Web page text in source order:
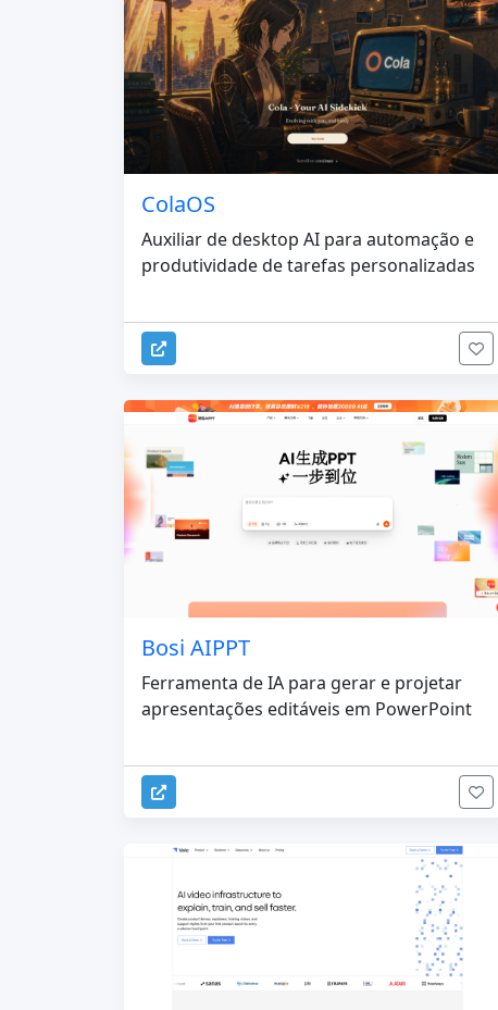
ColaOS
Auxiliar de desktop AI para automação e
produtividade de tarefas personalizadas
Bosi AIPPT
Ferramenta de IA para gerar e projetar
apresentações editáveis ​​em PowerPoint